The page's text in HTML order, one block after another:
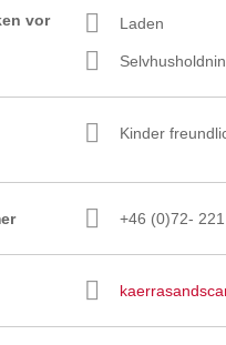
vor
Laden
Kinder
+46 (0)72-